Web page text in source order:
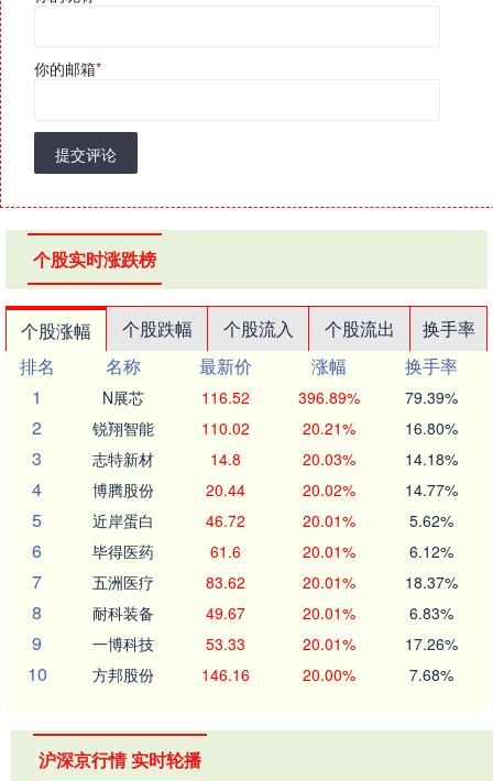
你的邮箱*
提交评论
个股实时涨跌榜
个股涨幅 个股跌幅 个股流入 个股流出
换手率
排名
名称 最新价 涨幅
换手率
1
N展芯 116.52 396.89% 79.39%
2 锐翔智能 110.02 20.21% 16.80%
3 志特新材 14.8 20.03% 14.18%
4 博腾股份 20.44 20.02% 14.77%
5 近岸蛋白 46.72 20.01% 5.62%
6 毕得医药 61.6 20.01% 6.12%
7 五洲医疗 83.62 20.01% 18.37%
8 耐科装备 49.67 20.01% 6.83%
9 一博科技 53.33 20.01% 17.26%
10 方邦股份 146.16 20.00% 7.68%
沪深京行情 实时轮播